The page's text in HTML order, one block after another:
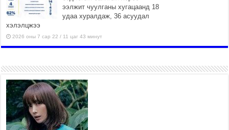
ээлжит чуулганы хугацаанд 18
удаа хуралдаж, 36 асуудал
хэлэлцжээ
2026 оны 7 сар 22 / 11 цаг 43 минут
боломжтой-Хүүхэд хөгжүүлэх
төв” байгуулах төсөлд төр,
хувийн хэвшлийн түншлэлийн хүрээнд хамтран
ажиллахыг урьж байна
2026 оны 7 сар 22 / 9 цаг 28 минут
Б.Пүрэвдагва: “Урт цагаан”-ыг залуучууд чөлөөт